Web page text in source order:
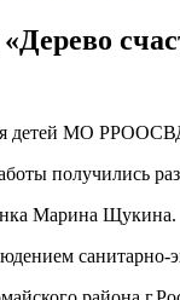
детей МО
получились
Марина Щукина.
санитарно-